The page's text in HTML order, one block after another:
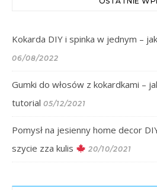
Kokarda DIY i spinka w jednym –
06/08/2022
Gumki do włosów z kokardkami –
tutorial 05/12/2021
Pomysł na jesienny home decor
szycie zza kulis
20/10/2021